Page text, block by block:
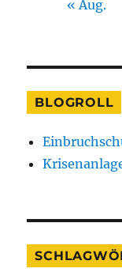
« Aug.
BLOGROLL